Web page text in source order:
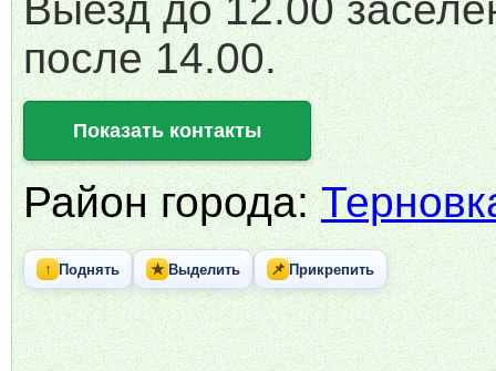
после 14.00.
Показать контакты
Район города:
↑ Поднять ★ Выделить 📌 Прикрепить